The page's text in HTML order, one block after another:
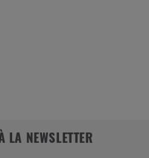
LA NEWSLETTER